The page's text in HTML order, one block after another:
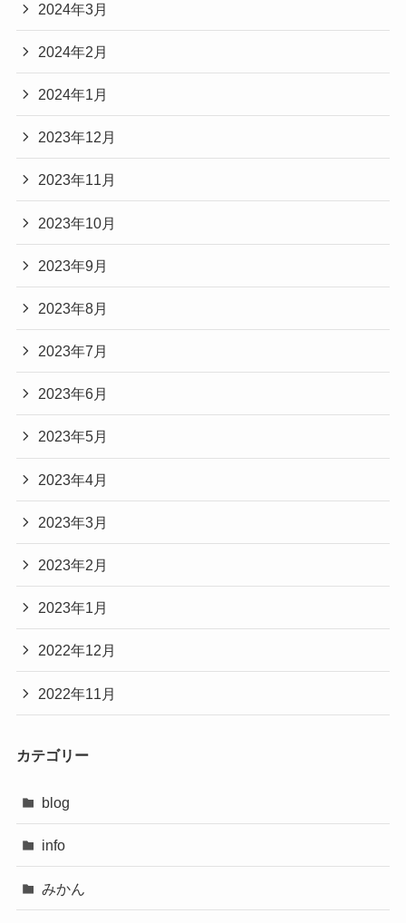
2024年3月
2024年2月
2024年1月
2023年12月
2023年11月
2023年10月
2023年9月
2023年8月
2023年7月
2023年6月
2023年5月
2023年4月
2023年3月
2023年2月
2023年1月
2022年12月
2022年11月
カテゴリー
blog
info
みかん